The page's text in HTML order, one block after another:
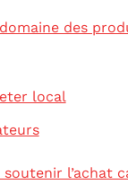
des
local
l’achat